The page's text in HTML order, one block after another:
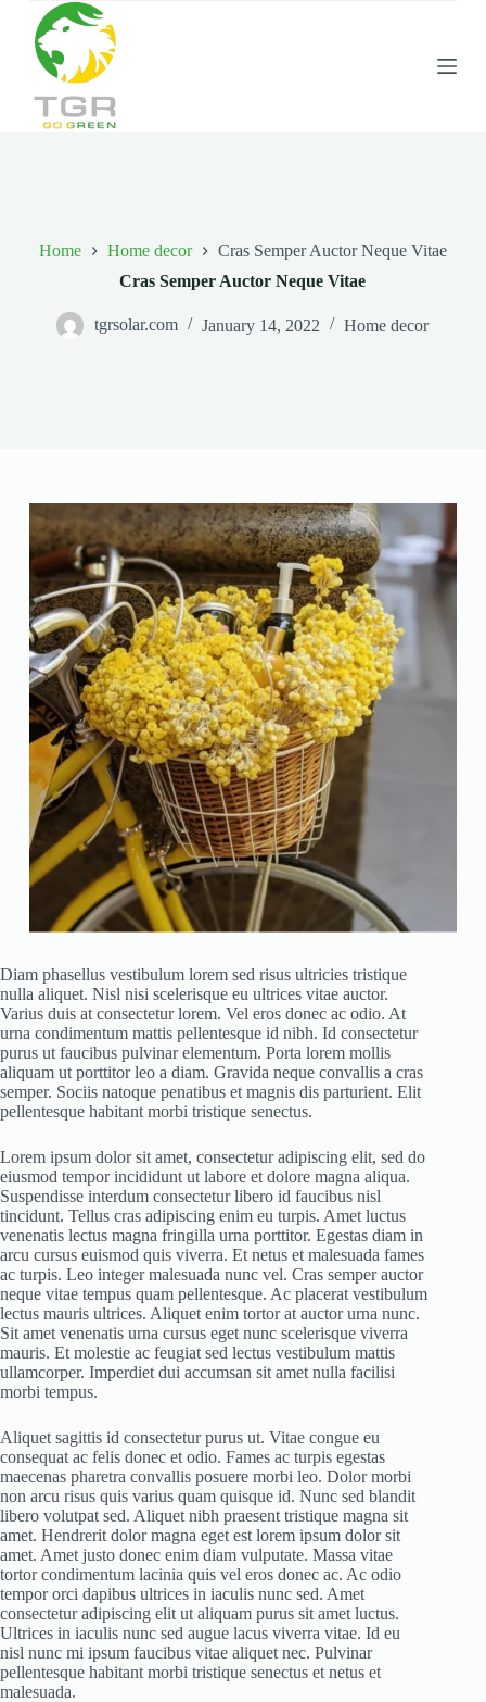
Home Home decor
Cras Semper Auctor Neque Vitae
Cras Semper Auctor Neque Vitae
tgrsolar.com January 14, 2022 Home decor
Diam phasellus vestibulum lorem sed risus ultricies tristique
nulla aliquet. Nisl nisi scelerisque eu ultrices vitae auctor.
Varius duis at consectetur lorem. Vel eros donec ac odio. At
urna condimentum mattis pellentesque id nibh. Id consectetur
purus ut faucibus pulvinar elementum. Porta lorem mollis
aliquam ut porttitor leo a diam. Gravida neque convallis a cras
semper. Sociis natoque penatibus et magnis dis parturient. Elit
pellentesque habitant morbi tristique senectus.
Lorem ipsum dolor sit amet, consectetur adipiscing elit, sed do
eiusmod tempor incididunt ut labore et dolore magna aliqua.
Suspendisse interdum consectetur libero id faucibus nisl
tincidunt. Tellus cras adipiscing enim eu turpis. Amet luctus
venenatis lectus magna fringilla urna porttitor. Egestas diam in
arcu cursus euismod quis viverra. Et netus et malesuada fames
ac turpis. Leo integer malesuada nunc vel. Cras semper auctor
neque vitae tempus quam pellentesque. Ac placerat vestibulum
lectus mauris ultrices. Aliquet enim tortor at auctor urna nunc.
Sit amet venenatis urna cursus eget nunc scelerisque viverra
mauris. Et molestie ac feugiat sed lectus vestibulum mattis
ullamcorper. Imperdiet dui accumsan sit amet nulla facilisi
morbi tempus.
Aliquet sagittis id consectetur purus ut. Vitae congue eu
consequat ac felis donec et odio. Fames ac turpis egestas
maecenas pharetra convallis posuere morbi leo. Dolor morbi
non arcu risus quis varius quam quisque id. Nunc sed blandit
libero volutpat sed. Aliquet nibh praesent tristique magna sit
amet. Hendrerit dolor magna eget est lorem ipsum dolor sit
amet. Amet justo donec enim diam vulputate. Massa vitae
tortor condimentum lacinia quis vel eros donec ac. Ac odio
tempor orci dapibus ultrices in iaculis nunc sed. Amet
consectetur adipiscing elit ut aliquam purus sit amet luctus.
Ultrices in iaculis nunc sed augue lacus viverra vitae. Id eu
nisl nunc mi ipsum faucibus vitae aliquet nec. Pulvinar
pellentesque habitant morbi tristique senectus et netus et
malesuada.